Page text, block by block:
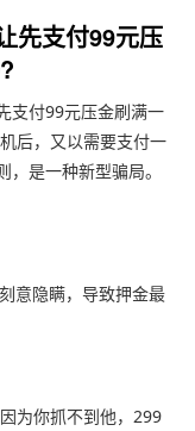
先支付99元压
支付99元压金刷满一
后，又以需要支付一
是一种新型骗局。
意隐瞒，导致押金最
为你抓不到他，299